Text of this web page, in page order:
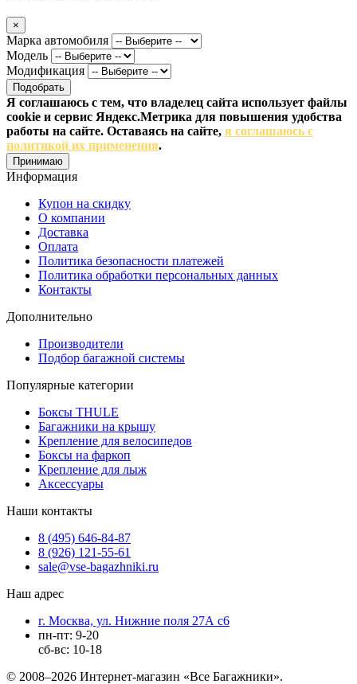
×
Марка автомобиля
Модель
Модификация
Подобрать
Я соглашаюсь с тем, что владелец сайта использует файлы
cookie и сервис Яндекс.Метрика для повышения удобства
работы на сайте. Оставаясь на сайте, я соглашаюсь с
политикой их применения.
Принимаю
Информация
Купон на скидку
О компании
Доставка
Оплата
Политика безопасности платежей
Политика обработки персональных данных
Контакты
Дополнительно
Производители
Подбор багажной системы
Популярные категории
Боксы THULE
Багажники на крышу
Крепление для велосипедов
Боксы на фаркоп
Крепление для лыж
Аксессуары
Наши контакты
8 (495) 646-84-87
8 (926) 121-55-61
sale@vse-bagazhniki.ru
Наш адрес
г. Москва, ул. Нижние поля 27А с6
пн-пт: 9-20
сб-вс: 10-18
© 2008–2026 Интернет-магазин «Все Багажники».